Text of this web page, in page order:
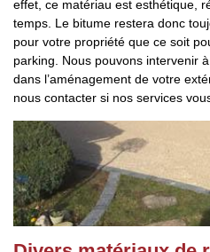
effet, ce matériau est esthétique,
temps. Le bitume restera donc
pour votre propriété que ce soit
parking. Nous pouvons intervenir
dans l’aménagement de votre
nous contacter si nos services